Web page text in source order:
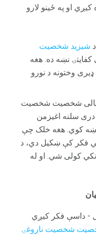
او په ځینو لارو
شیزید شخصیت
کفایتۍ نښه ده. هغه
وختونه د نورو
شخصیت شخصیت
سلنه اغیزمن
نښه کوي. هغه خلک چې
فکر کې ښکیل دي، د
کولی شي. او له
- داسې فکر کیږي
شخصیت ناروغۍ